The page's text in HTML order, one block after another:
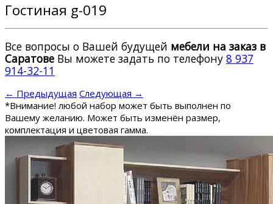
Гостиная g-019
Все вопросы о Вашей будущей мебели на заказ в
Саратове Вы можете задать по телефону 8 937
914-32-11
← Предыдущая Следующая →
*Внимание! любой набор может быть выполнен по
Вашему желанию. Может быть изменён размер,
комплектация и цветовая гамма.